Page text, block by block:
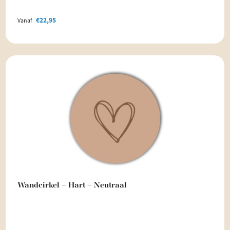
Vanaf €22,95
Wandcirkel – Hart – Neutraal